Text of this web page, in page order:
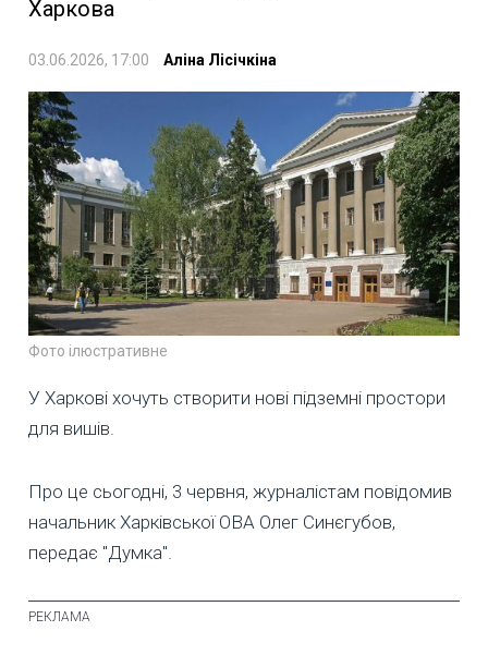
Харкова
03.06.2026, 17:00 Аліна Лісічкіна
Фото ілюстративне
У Харкові хочуть створити нові підземні простори
для вишів.
Про це сьогодні, 3 червня, журналістам повідомив
начальник Харківської ОВА Олег Синєгубов,
передає "Думка".